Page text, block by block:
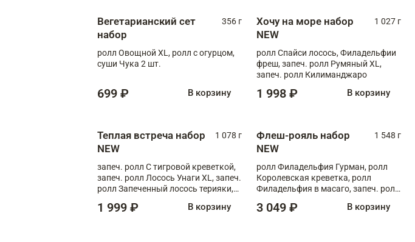
Вегетарианский сет
набор
356 г
ролл Овощной XL, ролл с огурцом,
суши Чука 2 шт.
699 ₽ В корзину
Хочу на море набор
NEW
1 027 г
ролл Спайси лосось, Филадельфии
фреш, запеч. ролл Румяный XL,
запеч. ролл Килиманджаро
1 998 ₽ В корзину
Теплая встреча набор
NEW
1 078 г
запеч. ролл С тигровой креветкой,
запеч. ролл Лосось Унаги XL, запеч.
ролл Запеченный лосось терияки,
1 999 ₽ В корзину
Флеш-рояль набор
NEW
1 548 г
ролл Филадельфия Гурман, ролл
Королевская креветка, ролл
Филадельфия в масаго, запеч. ролл
Тигровая креветка с моцареллой,
3 049 ₽ В корзину